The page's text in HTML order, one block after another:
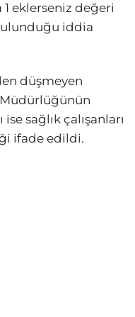
eklerseniz değeri
iddia
düşmeyen
Müdürlüğünün
sağlık çalışanları
ifade edildi.